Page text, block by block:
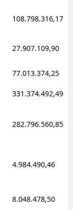
108.798.316,17
27.907.109,90
77.013.374,25
331.374.492,49
282.796.560,85
4.984.490,46
8.048.478,50